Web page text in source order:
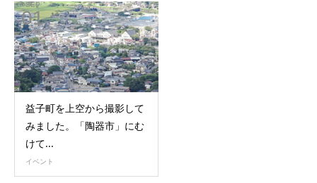
SEP
01
2023
益子町を上空から撮影して
みました。「陶器市」にむ
けて...
イベント